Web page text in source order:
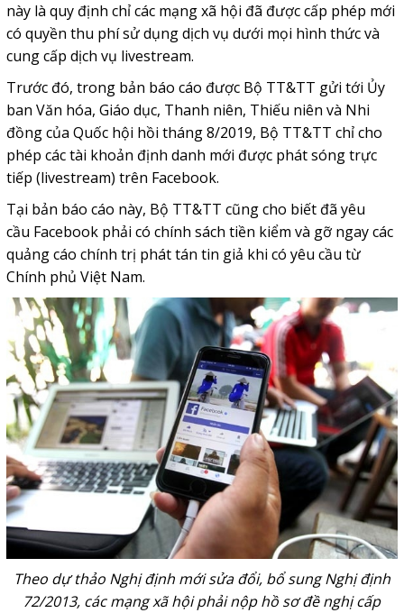
này là quy định chỉ các mạng xã hội đã được cấp phép mới
có quyền thu phí sử dụng dịch vụ dưới mọi hình thức và
cung cấp dịch vụ livestream.
Trước đó, trong bản báo cáo được Bộ TT&TT gửi tới Ủy
ban Văn hóa, Giáo dục, Thanh niên, Thiếu niên và Nhi
đồng của Quốc hội hồi tháng 8/2019, Bộ TT&TT chỉ cho
phép các tài khoản định danh mới được phát sóng trực
tiếp (livestream) trên Facebook.
Tại bản báo cáo này, Bộ TT&TT cũng cho biết đã yêu
cầu Facebook phải có chính sách tiền kiểm và gỡ ngay các
quảng cáo chính trị phát tán tin giả khi có yêu cầu từ
Chính phủ Việt Nam.
Theo dự thảo Nghị định mới sửa đổi, bổ sung Nghị định
72/2013, các mạng xã hội phải nộp hồ sơ đề nghị cấp